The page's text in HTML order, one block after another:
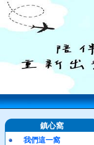
鎮心窩
我們這一窩